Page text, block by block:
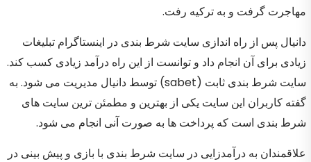
مهاجرت گرفت و به ترکیه رفت.
دانیال پس از راه اندازی سایت شرط بندی در اینستاگرام تبلیغات
زیادی برای آن انجام داد و توانست از این راه درآمد زیادی کسب کند.
سایت شرط بندی ثابت (sabet) توسط دانیال مدیریت می شود. به
گفته کاربران این سایت یکی از بهترین و مطمئن ترین سایت های
شرط بندی است که پرداخت ها به صورت آنی انجام می شود.
علاقمندان به درآمدزایی در سایت شرط بندی با بازی و پیش بینی در